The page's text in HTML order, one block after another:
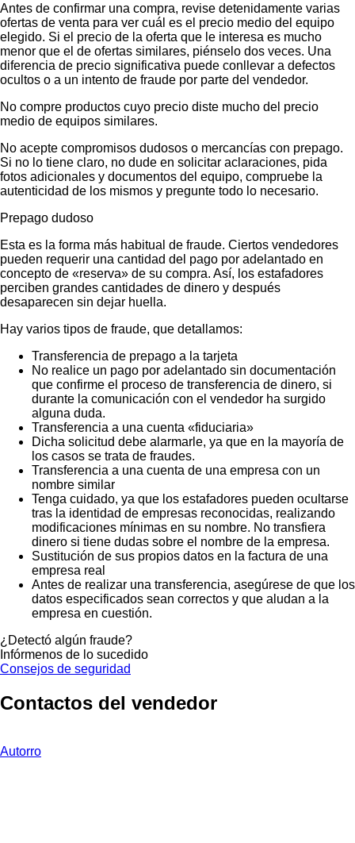
Antes de confirmar una compra, revise detenidamente varias
ofertas de venta para ver cuál es el precio medio del equipo
elegido. Si el precio de la oferta que le interesa es mucho
menor que el de ofertas similares, piénselo dos veces. Una
diferencia de precio significativa puede conllevar a defectos
ocultos o a un intento de fraude por parte del vendedor.
No compre productos cuyo precio diste mucho del precio
medio de equipos similares.
No acepte compromisos dudosos o mercancías con prepago.
Si no lo tiene claro, no dude en solicitar aclaraciones, pida
fotos adicionales y documentos del equipo, compruebe la
autenticidad de los mismos y pregunte todo lo necesario.
Prepago dudoso
Esta es la forma más habitual de fraude. Ciertos vendedores
pueden requerir una cantidad del pago por adelantado en
concepto de «reserva» de su compra. Así, los estafadores
perciben grandes cantidades de dinero y después
desaparecen sin dejar huella.
Hay varios tipos de fraude, que detallamos:
Transferencia de prepago a la tarjeta
No realice un pago por adelantado sin documentación
que confirme el proceso de transferencia de dinero, si
durante la comunicación con el vendedor ha surgido
alguna duda.
Transferencia a una cuenta «fiduciaria»
Dicha solicitud debe alarmarle, ya que en la mayoría de
los casos se trata de fraudes.
Transferencia a una cuenta de una empresa con un
nombre similar
Tenga cuidado, ya que los estafadores pueden ocultarse
tras la identidad de empresas reconocidas, realizando
modificaciones mínimas en su nombre. No transfiera
dinero si tiene dudas sobre el nombre de la empresa.
Sustitución de sus propios datos en la factura de una
empresa real
Antes de realizar una transferencia, asegúrese de que los
datos especificados sean correctos y que aludan a la
empresa en cuestión.
¿Detectó algún fraude?
Infórmenos de lo sucedido
Consejos de seguridad
Contactos del vendedor
Autorro